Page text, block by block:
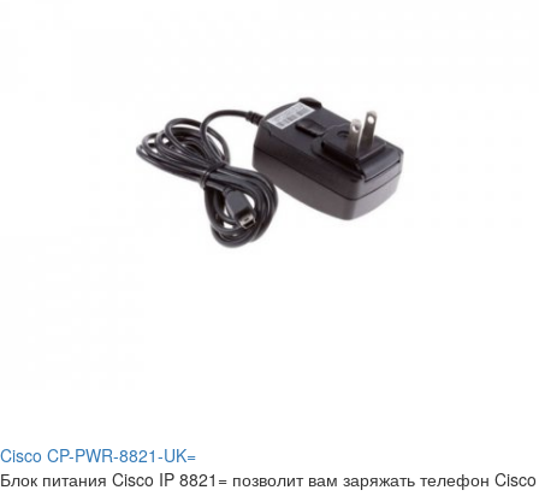
Cisco CP-PWR-8821-UK=
Блок питания Cisco IP 8821= позволит вам заряжать телефон Cisco